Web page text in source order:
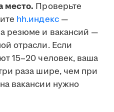
место. Проверьте
hh.индекс—
резюме и вакансий —
отрасли. Если
15–20 человек, ваша
раза шире, чем при
вакансии нужно